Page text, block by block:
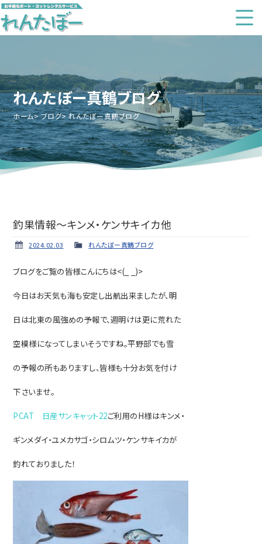
れんたぼー真鶴ブログ
ホーム ブログ れんたぼー真鶴ブログ
釣果情報～キンメ・ケンサキイカ他
2024.02.03 れんたぼー真鶴ブログ
ブログをご覧の皆様こんにちは<(_ _)>
今日はお天気も海も安定し出航出来ましたが、明
日は北東の風強めの予報で、週明けは更に荒れた
空模様になってしまいそうですね。平野部でも雪
の予報の所もありますし、皆様も十分お気を付け
下さいませ。
PCAT 日産サンキャット22ご利用のH様はキンメ・
ギンメダイ・ユメカサゴ・シロムツ・ケンサキイカが
釣れておりました！